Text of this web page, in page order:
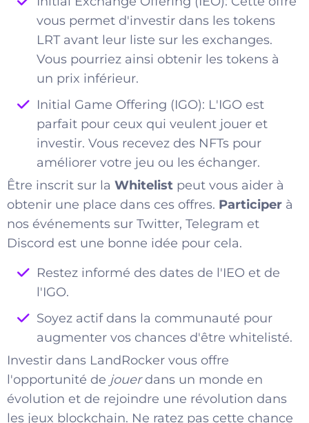
vous permet d'investir dans les tokens
LRT avant leur liste sur les exchanges.
Vous pourriez ainsi obtenir les tokens à
un prix inférieur.
Initial Game Offering (IGO): L'IGO est
parfait pour ceux qui veulent jouer et
investir. Vous recevez des NFTs pour
améliorer votre jeu ou les échanger.
Être inscrit sur la Whitelist peut vous aider à
obtenir une place dans ces offres. Participer à
nos événements sur Twitter, Telegram et
Discord est une bonne idée pour cela.
Restez informé des dates de l'IEO et de
l'IGO.
Soyez actif dans la communauté pour
augmenter vos chances d'être whitelisté.
Investir dans LandRocker vous offre
l'opportunité de jouerdans un monde en
évolution et de rejoindre une révolution dans
les jeux blockchain. Ne ratez pas cette chance